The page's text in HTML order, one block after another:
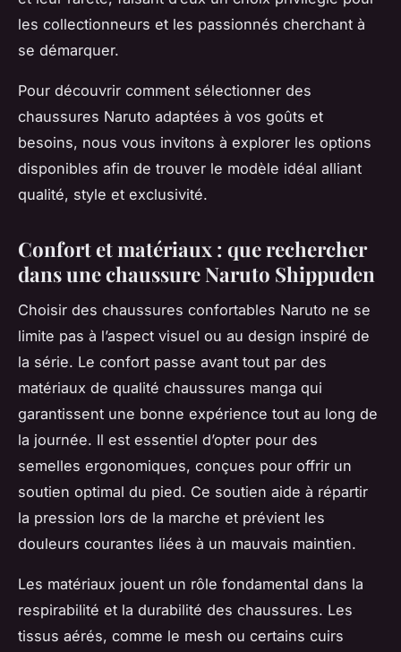
les collectionneurs et les passionnés cherchant à
se démarquer.
Pour découvrir comment sélectionner des
chaussures Naruto adaptées à vos goûts et
besoins, nous vous invitons à explorer les options
disponibles afin de trouver le modèle idéal alliant
qualité, style et exclusivité.
Confort et matériaux : que rechercher
dans une chaussure Naruto Shippuden
Choisir des chaussures confortables Naruto ne se
limite pas à l’aspect visuel ou au design inspiré de
la série. Le confort passe avant tout par des
matériaux de qualité chaussures manga qui
garantissent une bonne expérience tout au long de
la journée. Il est essentiel d’opter pour des
semelles ergonomiques, conçues pour offrir un
soutien optimal du pied. Ce soutien aide à répartir
la pression lors de la marche et prévient les
douleurs courantes liées à un mauvais maintien.
Les matériaux jouent un rôle fondamental dans la
respirabilité et la durabilité des chaussures. Les
tissus aérés, comme le mesh ou certains cuirs